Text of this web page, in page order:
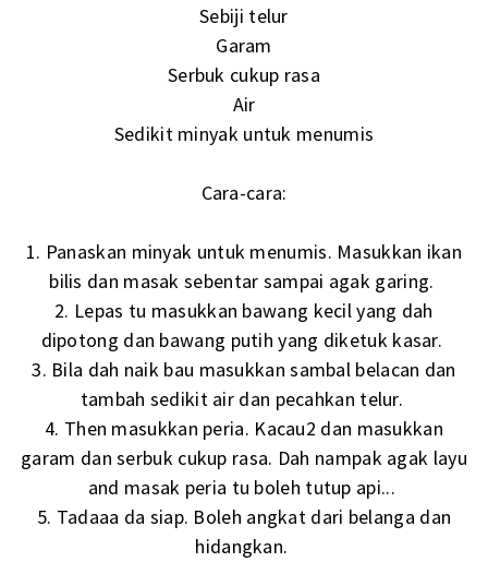
Sebiji telur
Garam
Serbuk cukup rasa
Air
Sedikit minyak untuk menumis
Cara-cara:
1. Panaskan minyak untuk menumis. Masukkan ikan
bilis dan masak sebentar sampai agak garing.
2. Lepas tu masukkan bawang kecil yang dah
dipotong dan bawang putih yang diketuk kasar.
3. Bila dah naik bau masukkan sambal belacan dan
tambah sedikit air dan pecahkan telur.
4. Then masukkan peria. Kacau2 dan masukkan
garam dan serbuk cukup rasa. Dah nampak agak layu
and masak peria tu boleh tutup api...
5. Tadaaa da siap. Boleh angkat dari belanga dan
hidangkan.